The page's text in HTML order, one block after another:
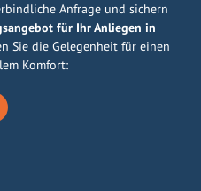
Anfrage und sichern
für Ihr Anliegen in
Sie die Gelegenheit für einen
Komfort: